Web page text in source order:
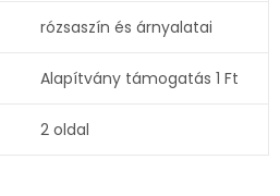
rózsaszín és árnyalatai
Alapítvány támogatás 1 Ft
2 oldal